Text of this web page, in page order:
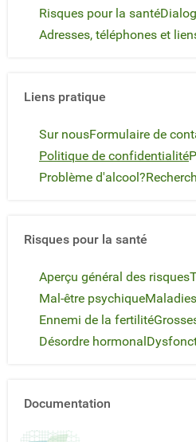
Risques pour la santé
Adresses, téléphones et
Liens pratique
Sur nousFormulaire de
Politique de confidentialité
Problème d'alcool?
Risques pour la santé
Aperçu général des risques
Mal-être psychique
Ennemi de la fertilité
Désordre hormonal
Documentation